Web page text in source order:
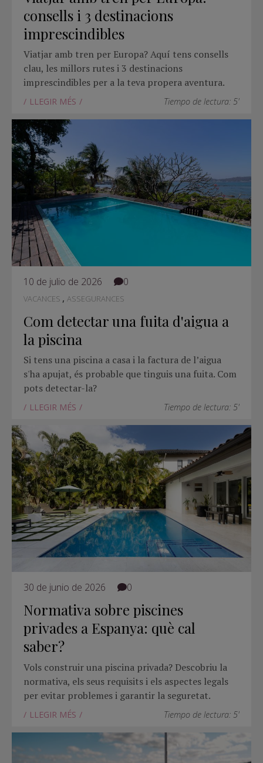
consells i 3 destinacions
imprescindibles
Viatjar amb tren per Europa? Aquí tens consells
clau, les millors rutes i 3 destinacions
imprescindibles per a la teva propera aventura.
LLEGIR MÉS Tiempo de lectura: 5'
10 de julio de 2026 0
VACANCES , ASSEGURANCES
Com detectar una fuita d'aigua a
la piscina
Si tens una piscina a casa i la factura de l’aigua
s'ha apujat, és probable que tinguis una fuita. Com
pots detectar-la?
LLEGIR MÉS Tiempo de lectura: 5'
30 de junio de 2026 0
Normativa sobre piscines
privades a Espanya: què cal
saber?
Vols construir una piscina privada? Descobriu la
normativa, els seus requisits i els aspectes legals
per evitar problemes i garantir la seguretat.
LLEGIR MÉS Tiempo de lectura: 5'